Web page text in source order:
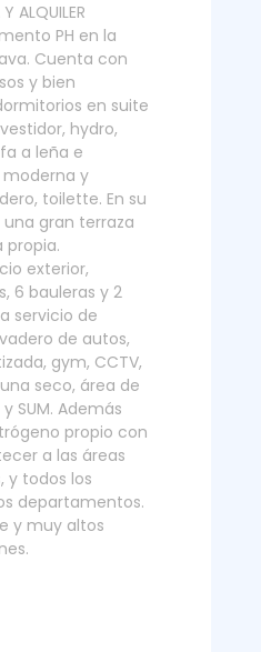
ALQUILER
PH en la
Cuenta con
y bien
en suite
hydro,
a leña e
y
toilette. En su
gran terraza
propia.
exterior,
6 bauleras y 2
servicio de
de autos,
gym, CCTV,
seco, área de
SUM. Además
propio con
a las áreas
y todos los
departamentos.
y muy altos